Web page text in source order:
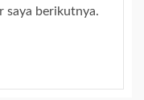
saya berikutnya.